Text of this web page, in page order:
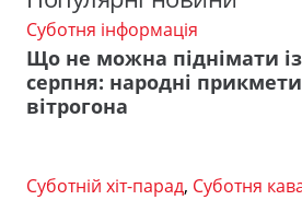
Суботня інформація
Що не можна піднімати
серпня: народні
вітрогона
Суботній хіт-парад, Суботня